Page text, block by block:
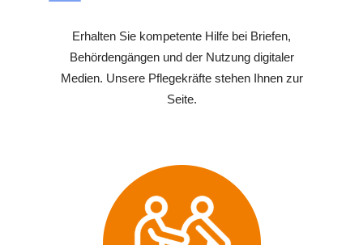
Erhalten Sie kompetente Hilfe bei Briefen,
Behördengängen und der Nutzung digitaler
Medien. Unsere Pflegekräfte stehen Ihnen zur
Seite.